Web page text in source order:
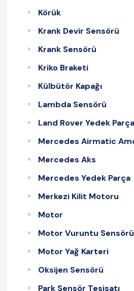
Körük
Krank Devir Sensörü
Krank Sensörü
Kriko Braketi
Külbütör Kapağı
Lambda Sensörü
Land Rover Yedek Parça
Mercedes Airmatic
Mercedes Aks
Mercedes Yedek Parça
Merkezi Kilit Motoru
Motor
Motor Vuruntu Sensörü
Motor Yağ Karteri
Oksijen Sensörü
Park Sensör Tesisatı